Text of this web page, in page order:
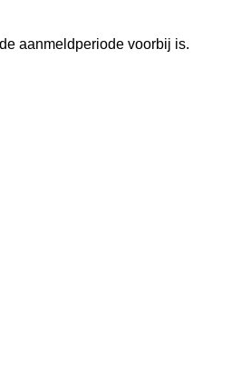
aanmeldperiode voorbij is.